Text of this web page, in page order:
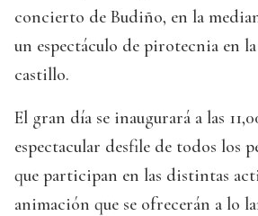
concierto de Budiño, en la
un espectáculo de pirotecnia en
castillo.
El gran día se inaugurará a las
espectacular desfile de todos los
que participan en las distintas
animación que se ofrecerán a lo